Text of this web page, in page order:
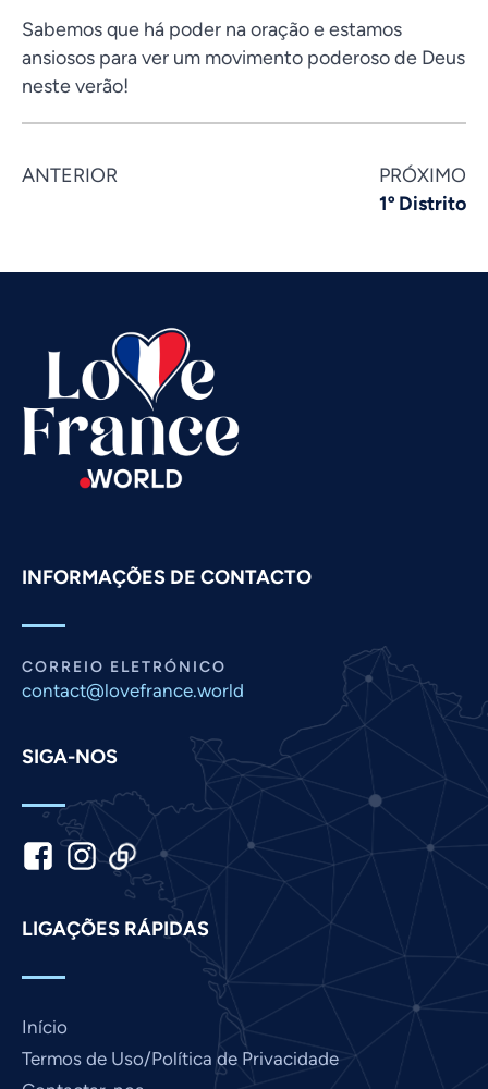
Sabemos que há poder na oração e estamos
ansiosos para ver um movimento poderoso de Deus
neste verão!
ANTERIOR
PRÓXIMO
1º Distrito
INFORMAÇÕES DE CONTACTO
CORREIO ELETRÓNICO
contact@lovefrance.world
SIGA-NOS
LIGAÇÕES RÁPIDAS
Início
Termos de Uso/Política de Privacidade
Finnish
Italian
Japanese
Kannada
Korean
Malay
Marathi
Vietnamese